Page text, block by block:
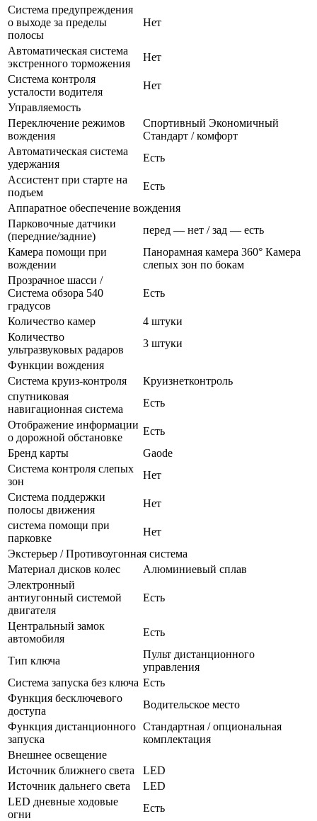
Система предупреждения
о выходе за пределы
полосы
Нет
Автоматическая система
экстренного торможения
Нет
Система контроля
усталости водителя
Нет
Управляемость
Переключение режимов
вождения
Спортивный Экономичный
Стандарт / комфорт
Автоматическая система
удержания
Есть
Ассистент при старте на
подъем
Есть
Аппаратное обеспечение вождения
Парковочные датчики
(передние/задние)
перед — нет / зад — есть
Камера помощи при
вождении
Панорамная камера 360° Камера
слепых зон по бокам
Прозрачное шасси /
Система обзора 540
градусов
Есть
Количество камер
4 штуки
Количество
ультразвуковых радаров
3 штуки
Функции вождения
Система круиз-контроля
Круизнетконтроль
спутниковая
навигационная система
Есть
Отображение информации
о дорожной обстановке
Есть
Бренд карты
Gaode
Система контроля слепых
зон
Нет
Система поддержки
полосы движения
Нет
система помощи при
парковке
Нет
Экстерьер / Противоугонная система
Материал дисков колес
Алюминиевый сплав
Электронный
антиугонный системой
двигателя
Есть
Центральный замок
автомобиля
Есть
Тип ключа
Пульт дистанционного
управления
Система запуска без ключа Есть
Функция бесключевого
доступа
Водительское место
Функция дистанционного
запуска
Стандартная / опциональная
комплектация
Внешнее освещение
Источник ближнего света
LED
Источник дальнего света
LED
LED дневные ходовые
огни
Есть